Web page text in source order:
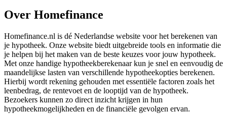
Over Homefinance
Homefinance.nl is dé Nederlandse website voor het berekenen van
je hypotheek. Onze website biedt uitgebreide tools en informatie die
je helpen bij het maken van de beste keuzes voor jouw hypotheek.
Met onze handige hypotheekberekenaar kun je snel en eenvoudig de
maandelijkse lasten van verschillende hypotheekopties berekenen.
Hierbij wordt rekening gehouden met essentiële factoren zoals het
leenbedrag, de rentevoet en de looptijd van de hypotheek.
Bezoekers kunnen zo direct inzicht krijgen in hun
hypotheekmogelijkheden en de financiële gevolgen ervan.